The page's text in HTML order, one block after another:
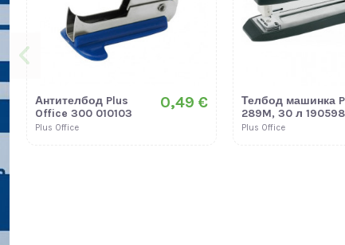
Антителбод Plus
Office 300 010103
Plus Office
0,49 €
Телбод машинка
289M, 30 л 190598
Plus Office